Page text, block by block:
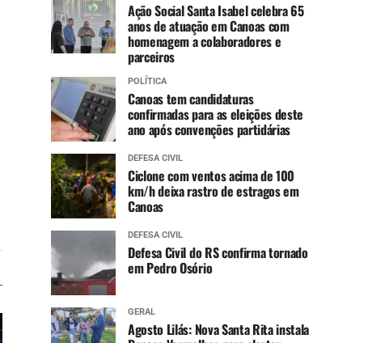
Ação Social Santa Isabel celebra 65
anos de atuação em Canoas com
homenagem a colaboradores e
parceiros
POLÍTICA
Canoas tem candidaturas
confirmadas para as eleições deste
ano após convenções partidárias
DEFESA CIVIL
Ciclone com ventos acima de 100
km/h deixa rastro de estragos em
Canoas
DEFESA CIVIL
Defesa Civil do RS confirma tornado
em Pedro Osório
GERAL
Agosto Lilás: Nova Santa Rita instala